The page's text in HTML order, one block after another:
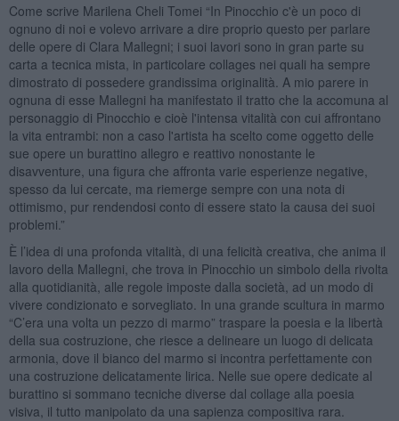
Come scrive Marilena Cheli Tomei “In Pinocchio c'è un poco di
ognuno di noi e volevo arrivare a dire proprio questo per parlare
delle opere di Clara Mallegni; i suoi lavori sono in gran parte su
carta a tecnica mista, in particolare collages nei quali ha sempre
dimostrato di possedere grandissima originalità. A mio parere in
ognuna di esse Mallegni ha manifestato il tratto che la accomuna al
personaggio di Pinocchio e cioè l'intensa vitalità con cui affrontano
la vita entrambi: non a caso l'artista ha scelto come oggetto delle
sue opere un burattino allegro e reattivo nonostante le
disavventure, una figura che affronta varie esperienze negative,
spesso da lui cercate, ma riemerge sempre con una nota di
ottimismo, pur rendendosi conto di essere stato la causa dei suoi
problemi.”
È l’idea di una profonda vitalità, di una felicità creativa, che anima il
lavoro della Mallegni, che trova in Pinocchio un simbolo della rivolta
alla quotidianità, alle regole imposte dalla società, ad un modo di
vivere condizionato e sorvegliato. In una grande scultura in marmo
“C’era una volta un pezzo di marmo” traspare la poesia e la libertà
della sua costruzione, che riesce a delineare un luogo di delicata
armonia, dove il bianco del marmo si incontra perfettamente con
una costruzione delicatamente lirica. Nelle sue opere dedicate al
burattino si sommano tecniche diverse dal collage alla poesia
visiva, il tutto manipolato da una sapienza compositiva rara.